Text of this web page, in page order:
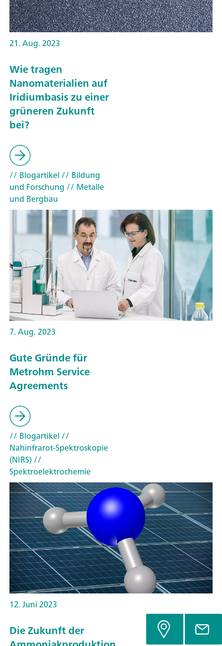
21. Aug. 2023
Wie tragen
Nanomaterialien auf
Iridiumbasis zu einer
grüneren Zukunft
bei?
// Blogartikel // Bildung
und Forschung // Metalle
und Bergbau
7. Aug. 2023
Gute Gründe für
Metrohm Service
Agreements
// Blogartikel //
Nahinfrarot-Spektroskopie
(NIRS)//
Spektroelektrochemie
12. Juni 2023
Die Zukunft der